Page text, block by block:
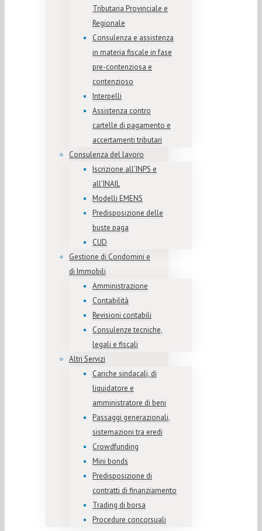
Tributaria Provinciale e
Regionale
Consulenza e assistenza
in materia fiscale in fase
pre-contenziosa e
contenzioso
Interpelli
Assistenza contro
cartelle di pagamento e
accertamenti tributari
Consulenza del lavoro
Iscrizione all’INPS e
all’INAIL
Modelli EMENS
Predisposizione delle
buste paga
CUD
Gestione di Condomini e
di Immobili
Amministrazione
Contabilità
Revisioni contabili
Consulenze tecniche,
legali e fiscali
Altri Servizi
Cariche sindacali, di
liquidatore e
amministratore di beni
Passaggi generazionali,
sistemazioni tra eredi
Crowdfunding
Mini bonds
Predisposizione di
contratti di finanziamento
Trading di borsa
Procedure concorsuali